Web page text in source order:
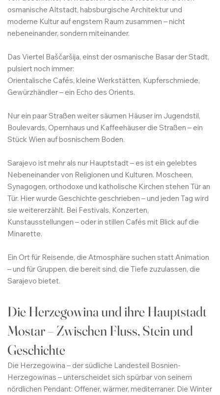
osmanische Altstadt, habsburgische Architektur und
moderne Kultur auf engstem Raum zusammen – nicht
nebeneinander, sondern miteinander.
Das Viertel Baščaršija, einst der osmanische Basar der Stadt,
pulsiert noch immer:
Orientalische Cafés, kleine Werkstätten, Kupferschmiede,
Gewürzhändler – ein Echo des Orients.
Nur ein paar Straßen weiter säumen Häuser im Jugendstil,
Boulevards, Opernhaus und Kaffeehäuser die Straßen – ein
Stück Wien auf bosnischem Boden.
Sarajevo ist mehr als nur Hauptstadt – es ist ein gelebtes
Nebeneinander von Religionen und Kulturen. Moscheen,
Synagogen, orthodoxe und katholische Kirchen stehen Tür an
Tür. Hier wurde Geschichte geschrieben – und jeden Tag wird
sie weitererzählt. Bei Festivals, Konzerten,
Kunstausstellungen – oder in stillen Cafés mit Blick auf die
Minarette.
Ein Ort für Reisende, die Atmosphäre suchen statt Animation
– und für Gruppen, die bereit sind, die Tiefe zuzulassen, die
Sarajevo bietet.
Die Herzegowina und ihre Hauptstadt
Mostar – Zwischen Fluss, Stein und
Geschichte
Die Herzegowina – der südliche Landesteil Bosnien-
Herzegowinas – unterscheidet sich spürbar von seinem
nördlichen Pendant: Offener, wärmer, mediterraner. Die Winter